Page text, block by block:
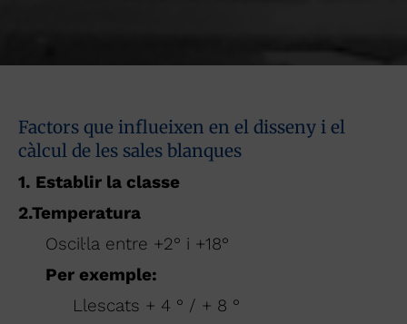
Factors que influeixen en el disseny i el
càlcul de les sales blanques
1. Establir la classe
2.Temperatura
Oscil·la entre +2° i +18°
Per exemple:
Llescats + 4 ° / + 8 °